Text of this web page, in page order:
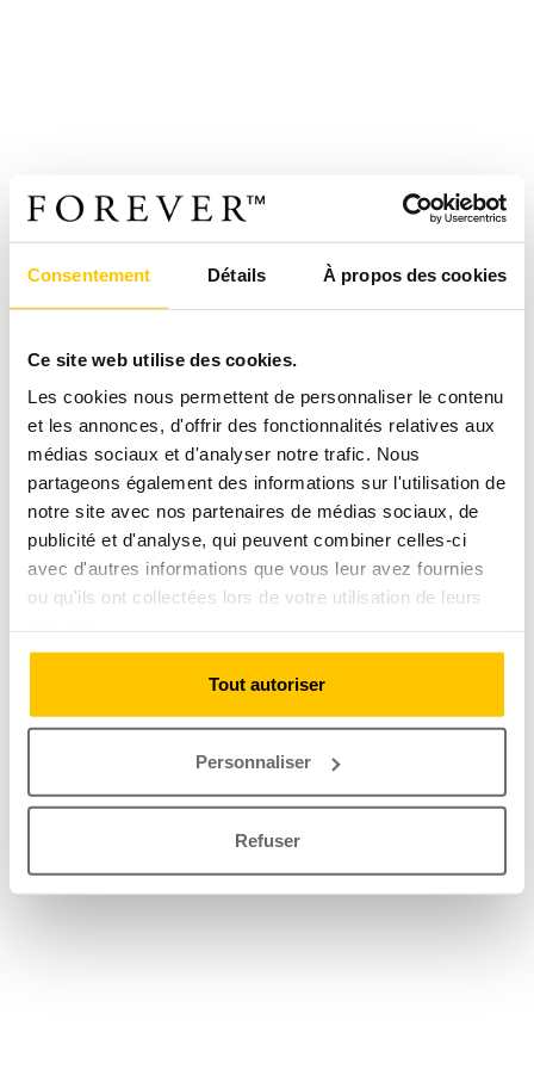
Consentement Détails À propos des cookies
Ce site web utilise des cookies.
Les cookies nous permettent de personnaliser le contenu
et les annonces, d'offrir des fonctionnalités relatives aux
médias sociaux et d'analyser notre trafic. Nous
partageons également des informations sur l'utilisation de
notre site avec nos partenaires de médias sociaux, de
publicité et d'analyse, qui peuvent combiner celles-ci
avec d'autres informations que vous leur avez fournies
ou qu'ils ont collectées lors de votre utilisation de leurs
Tout autoriser
Personnaliser
Refuser